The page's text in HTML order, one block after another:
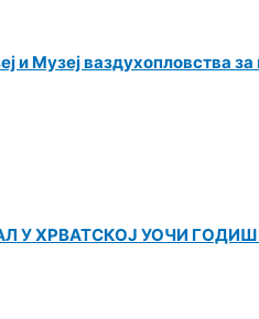
и Музеј ваздухопловства
ХРВАТСКОЈ УОЧИ